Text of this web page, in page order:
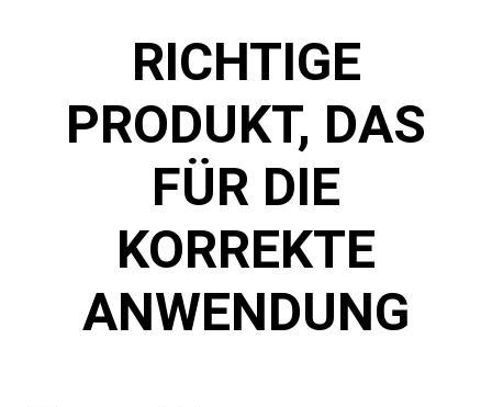
RICHTIGE
PRODUKT, DAS
FÜR DIE
KORREKTE
ANWENDUNG